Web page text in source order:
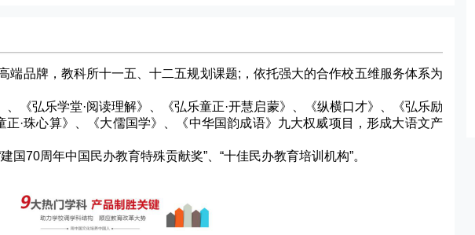
端品牌，教科所十一五、十二五规划课题;，依托强大的合作校五维服务体系为
《弘乐学堂·阅读理解》、《弘乐童正·开慧启蒙》、《纵横口才》、《弘乐励
·珠心算》、《大儒国学》、《中华国韵成语》九大权威项目，形成大语文产
国70周年中国民办教育特殊贡献奖”、“十佳民办教育培训机构”。